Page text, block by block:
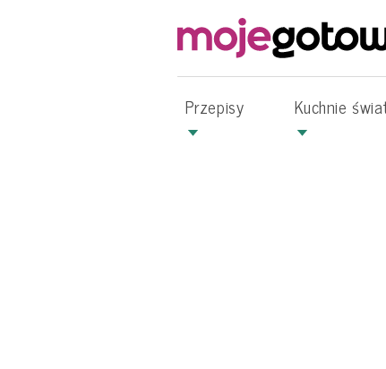
Przepisy Kuchnie